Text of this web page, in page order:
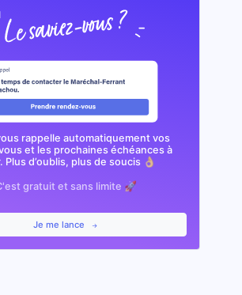
rappelle automatiquement vos
et les prochaines échéances à
Plus d’oublis, plus de soucis 👌🏼
gratuit et sans limite 🚀
Je me lance